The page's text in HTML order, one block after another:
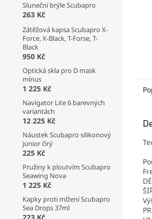
Sluneční brýle Scubapro
263 Kč
Zátěžová kapsa Scubapro X-
Force, X-Black, T-Forse, T-
Black
950 Kč
Optická skla pro D mask
mínus
1 225 Kč
Navigator Lite 6 barevných
variantách
12 225 Kč
Náustek Scubapro silikonový
junior čirý
225 Kč
Pružiny k ploutvím Scubapro
Seawing Nova
1 225 Kč
Kapky proti mlžení Scubapro
Sea Drops 37ml